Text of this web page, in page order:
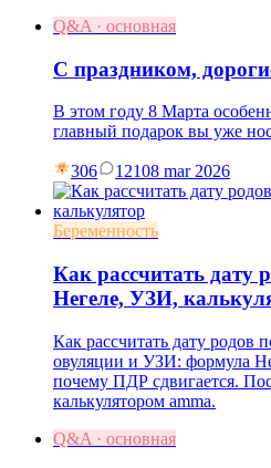
Q&A · основная
С праздником,
В этом году 8 Марта
главный подарок вы уже
306 12108 mar 2026
Беременность
Как рассчитать дату
Негеле, УЗИ,
Как рассчитать дату родов
овуляции и УЗИ: формула
почему ПДР сдвигается.
калькулятором amma.
Q&A · основная